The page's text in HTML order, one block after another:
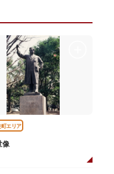
町エリア
像